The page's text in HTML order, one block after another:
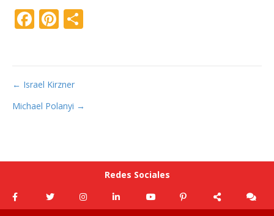
F
b
o
o
Pi
e
st
Navegación
de
← Israel Kirzner
Michael Polanyi →
Redes Sociales